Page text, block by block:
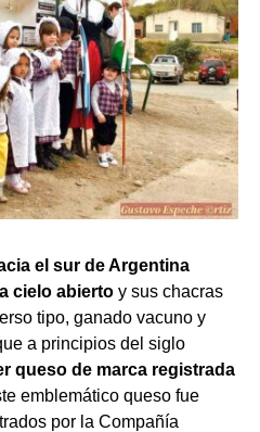
el sur de Argentina
cielo abierto y sus chacras
tipo, ganado vacuno y
a principios del siglo
queso de marca registrada
emblemático queso fue
por la Compañía